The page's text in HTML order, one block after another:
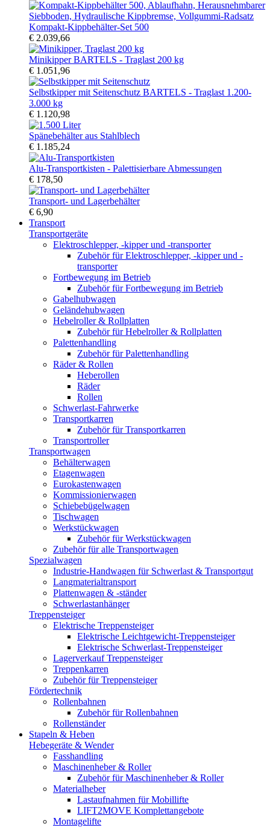
Kompakt-Kippbehälter-Set 500
€ 2.039,66
Minikipper BARTELS - Traglast 200 kg
€ 1.051,96
Selbstkipper mit Seitenschutz BARTELS - Traglast 1.200-
3.000 kg
€ 1.120,98
Spänebehälter aus Stahlblech
€ 1.185,24
Alu-Transportkisten - Palettisierbare Abmessungen
€ 178,50
Transport- und Lagerbehälter
€ 6,90
Transport
Transportgeräte
Elektroschlepper, -kipper und -transporter
Zubehör für Elektroschlepper, -kipper und -
transporter
Fortbewegung im Betrieb
Zubehör für Fortbewegung im Betrieb
Gabelhubwagen
Geländehubwagen
Hebelroller & Rollplatten
Zubehör für Hebelroller & Rollplatten
Palettenhandling
Zubehör für Palettenhandling
Räder & Rollen
Heberollen
Räder
Rollen
Schwerlast-Fahrwerke
Transportkarren
Zubehör für Transportkarren
Transportroller
Transportwagen
Behälterwagen
Etagenwagen
Eurokastenwagen
Kommissionierwagen
Schiebebügelwagen
Tischwagen
Werkstückwagen
Zubehör für Werkstückwagen
Zubehör für alle Transportwagen
Spezialwagen
Industrie-Handwagen für Schwerlast & Transportgut
Langmaterialtransport
Plattenwagen & -ständer
Schwerlastanhänger
Treppensteiger
Elektrische Treppensteiger
Elektrische Leichtgewicht-Treppensteiger
Elektrische Schwerlast-Treppensteiger
Lagerverkauf Treppensteiger
Treppenkarren
Zubehör für Treppensteiger
Fördertechnik
Rollenbahnen
Zubehör für Rollenbahnen
Rollenständer
Stapeln & Heben
Hebegeräte & Wender
Fasshandling
Maschinenheber & Roller
Zubehör für Maschinenheber & Roller
Materialheber
Lastaufnahmen für Mobillifte
LIFT2MOVE Komplettangebote
Montagelifte